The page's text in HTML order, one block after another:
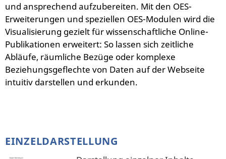
und ansprechend aufzubereiten. Mit den OES-
Erweiterungen und speziellen OES-Modulen wird die
Visualisierung gezielt für wissenschaftliche Online-
Publikationen erweitert: So lassen sich zeitliche
Abläufe, räumliche Bezüge oder komplexe
Beziehungsgeflechte von Daten auf der Webseite
intuitiv darstellen und erkunden.
EINZELDARSTELLUNG